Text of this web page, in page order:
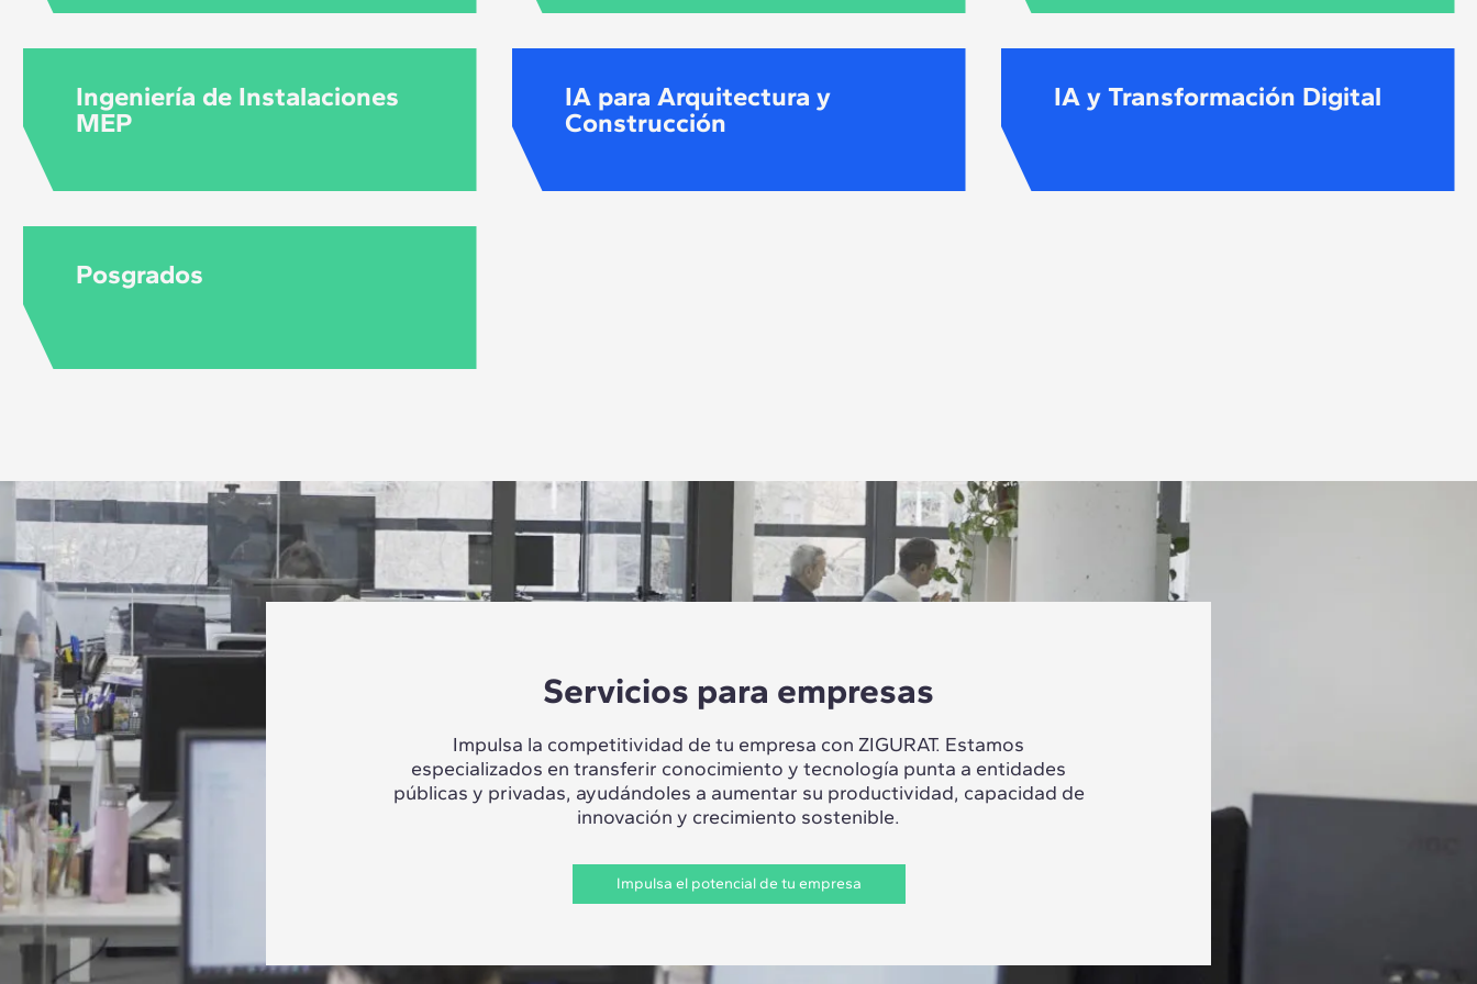
Ingeniería de Instalaciones
MEP
IA para Arquitectura y
Construcción
IA y Transformación Digital
Posgrados
Servicios para empresas
Impulsa la competitividad de tu empresa con ZIGURAT. Estamos
especializados en transferir conocimiento y tecnología punta a entidades
públicas y privadas, ayudándoles a aumentar su productividad, capacidad de
innovación y crecimiento sostenible.
Impulsa el potencial de tu empresa